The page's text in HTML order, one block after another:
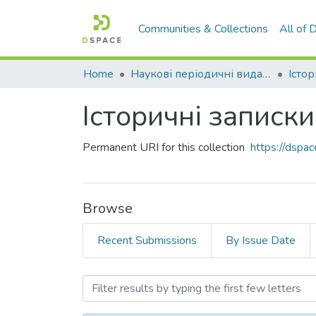
Communities & Collections All of
Home Наукові періодичні видання СНУ ім. В. Даля
Історичні
Permanent URI for this collection https://
Browse
Recent Submissions By Issue Date
Browsing Історичні